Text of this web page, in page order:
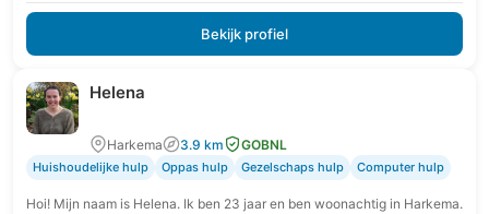
opvang aan kinderen in de leeftijd…
Bekijk profiel
Helena
Harkema 3.9 km GOBNL
Huishoudelijke hulp Oppas hulp Gezelschaps hulp Computer hulp
Hoi! Mijn naam is Helena. Ik ben 23 jaar en ben woonachtig in Harkema.